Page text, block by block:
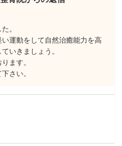
。
運動をして自然治癒能力を高
いきましょう。
ます。
さい。